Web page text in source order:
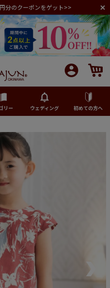
分のクーポンをゲット>>
リー ウェディング 初めての方へ